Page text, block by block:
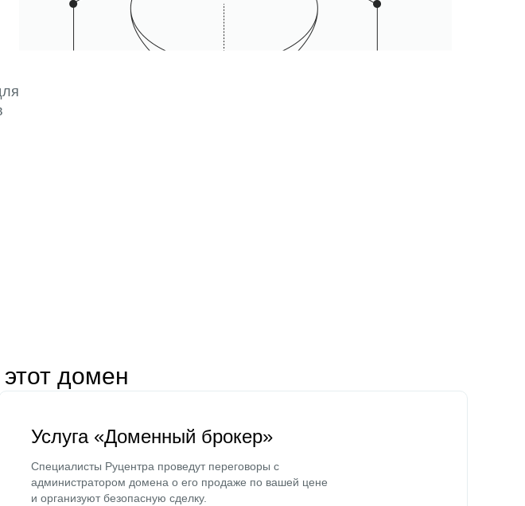
домен
Услуга «Доменный брокер»
Специалисты Руцентра проведут переговоры с
администратором домена о его продаже по вашей цене
и организуют безопасную сделку.